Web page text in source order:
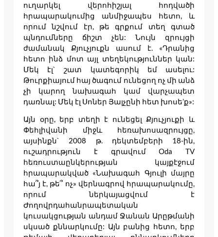
ուղարկել վերոհիշյալ հոդվածի
հրապարակումից անմիջապես հետո, և
որում նշվում էր, թե գրքում տեղ գտած
պնդումները ճիշտ չեն: Նույն զրույցի
ժամանակ Քյուչյուքն ասում է. «Դրանից
հետո ինձ մոտ այլ տեղեկություններ կան:
Մեկ էլ` շատ կատեգորիկ եմ ասելու:
Թուրքիայում հայ ծագում ունեցող ոչ մի անձ
չի կարող նախագահ կամ վարչապետ
դառնալ: Մեկ էլ Սոներ Յալչընի հետ խոսե’ք»:
Այն օրը, երբ տեղի է ունեցել Քյուչյուքի և
Փեհլիվանի միջև հեռախոսազրույցը,
այսինքն` 2008 թ. դեկտեմբերի 18-ին,
ուշադրություն է գրավում Oda TV
հեռուստաընկերության կայքէջում
հրապարակված «Նախագահ Գյուլի մայրը
հա՞յ է, թե՞ ոչ» վերնագրով հրապարակումը,
որում ներկայացվում է
Ժողովրդահանրապետական
կուսակցության անդամ Ջանան Արըթմանի
սկսած քննարկումը: Այն բանից հետո, երբ